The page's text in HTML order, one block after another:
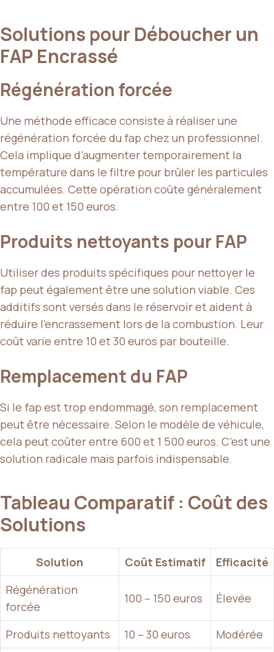
Solutions pour Déboucher un
FAP Encrassé
Régénération forcée
Une méthode efficace consiste à réaliser une
régénération forcée du fap chez un professionnel.
Cela implique d’augmenter temporairement la
température dans le filtre pour brûler les particules
accumulées. Cette opération coûte généralement
entre 100 et 150 euros.
Produits nettoyants pour FAP
Utiliser des produits spécifiques pour nettoyer le
fap peut également être une solution viable. Ces
additifs sont versés dans le réservoir et aident à
réduire l’encrassement lors de la combustion. Leur
coût varie entre 10 et 30 euros par bouteille.
Remplacement du FAP
Si le fap est trop endommagé, son remplacement
peut être nécessaire. Selon le modèle de véhicule,
cela peut coûter entre 600 et 1 500 euros. C’est une
solution radicale mais parfois indispensable.
Tableau Comparatif : Coût des
Solutions
Solution Coût Estimatif
Efficacité
Régénération
forcée
100 – 150 euros Élevée
Produits nettoyants 10 – 30 euros Modérée